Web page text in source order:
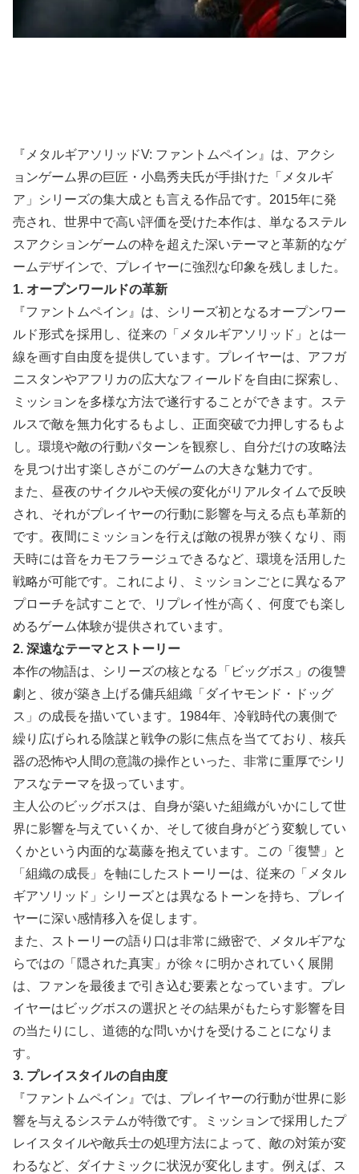
『メタルギアソリッドV: ファントムペイン』は、アクシ
ョンゲーム界の巨匠・小島秀夫氏が手掛けた「メタルギ
ア」シリーズの集大成とも言える作品です。2015年に発
売され、世界中で高い評価を受けた本作は、単なるステル
スアクションゲームの枠を超えた深いテーマと革新的なゲ
ームデザインで、プレイヤーに強烈な印象を残しました。
1. オープンワールドの革新
『ファントムペイン』は、シリーズ初となるオープンワー
ルド形式を採用し、従来の「メタルギアソリッド」とは一
線を画す自由度を提供しています。プレイヤーは、アフガ
ニスタンやアフリカの広大なフィールドを自由に探索し、
ミッションを多様な方法で遂行することができます。ステ
ルスで敵を無力化するもよし、正面突破で力押しするもよ
し。環境や敵の行動パターンを観察し、自分だけの攻略法
を見つけ出す楽しさがこのゲームの大きな魅力です。
また、昼夜のサイクルや天候の変化がリアルタイムで反映
され、それがプレイヤーの行動に影響を与える点も革新的
です。夜間にミッションを行えば敵の視界が狭くなり、雨
天時には音をカモフラージュできるなど、環境を活用した
戦略が可能です。これにより、ミッションごとに異なるア
プローチを試すことで、リプレイ性が高く、何度でも楽し
めるゲーム体験が提供されています。
2. 深遠なテーマとストーリー
本作の物語は、シリーズの核となる「ビッグボス」の復讐
劇と、彼が築き上げる傭兵組織「ダイヤモンド・ドッグ
ス」の成長を描いています。1984年、冷戦時代の裏側で
繰り広げられる陰謀と戦争の影に焦点を当てており、核兵
器の恐怖や人間の意識の操作といった、非常に重厚でシリ
アスなテーマを扱っています。
主人公のビッグボスは、自身が築いた組織がいかにして世
界に影響を与えていくか、そして彼自身がどう変貌してい
くかという内面的な葛藤を抱えています。この「復讐」と
「組織の成長」を軸にしたストーリーは、従来の「メタル
ギアソリッド」シリーズとは異なるトーンを持ち、プレイ
ヤーに深い感情移入を促します。
また、ストーリーの語り口は非常に緻密で、メタルギアな
らではの「隠された真実」が徐々に明かされていく展開
は、ファンを最後まで引き込む要素となっています。プレ
イヤーはビッグボスの選択とその結果がもたらす影響を目
の当たりにし、道徳的な問いかけを受けることになりま
す。
3. プレイスタイルの自由度
『ファントムペイン』では、プレイヤーの行動が世界に影
響を与えるシステムが特徴です。ミッションで採用したプ
レイスタイルや敵兵士の処理方法によって、敵の対策が変
わるなど、ダイナミックに状況が変化します。例えば、ス